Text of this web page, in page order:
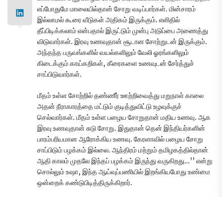
எப்போதுமே மாலையில்தான் சோறு வடிப்பார்கள். மின்சாரம்
இல்லாமல் கூரை வீடுகள் அதிகம் இருக்கும். எளிதில்
தீப்பிடிக்கலாம் என்பதால் இருட்டும் முன்பு அடுப்பை அணைத்து
விடுவார்கள். இரவு உணவுதான் சூடான சோற்றுடன் இருக்கும்.
அந்தந்த பருவங்களில் வயல்களிலும் வேலி ஓரங்களிலும்
கிடைக்கும் காய்கறிகள், கீரைகளை உணவுடன் சேர்த்துச்
சாப்பிடுவார்கள்.
மீதம் உள்ள சோற்றில் தண்ணீர் ஊற்றிவைத்து மறுநாள் காலை
அதன் நீராகாரத்தை மட்டும் குடித்துவிட்டு உழவுக்குச்
செல்வார்கள். மீதம் உள்ள பழைய சோறுதான் மதிய உணவு. ஆக
இரவு உணவுதான் சுடு சோறு. இதுதான் தென் இந்தியர்களின்
பாரம்பரியமான ஆரோக்கிய உணவு. கேரளாவில் பழைய சோறு
சாப்பிடும் பழக்கம் இல்லை. ஆந்திரம் மற்றும் தமிழகத்தில்தான்
ஆதி காலம் முதலே இந்தப் பழக்கம் இருந்து வருகிறது…’’ என்று
சொல்லும் உஷா, இந்த ஆய்வுப்பணியில் இறங்கியபோது உண்மை
ஒன்றைக் கண்டுபிடித்திருக்கிறார்.